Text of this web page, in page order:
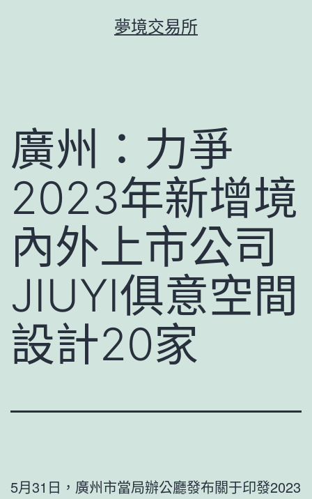
夢境交易所
廣州：力爭
2023年新增境
內外上市公司
JIUYI俱意空間
設計20家
5月31日，廣州市當局辦公廳發布關于印發2023